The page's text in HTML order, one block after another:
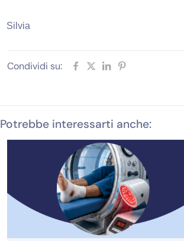
Silvia
Condividi su:
Potrebbe interessarti anche: